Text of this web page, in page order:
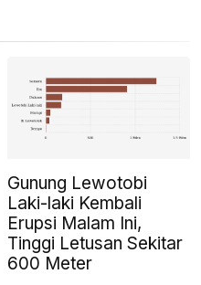
Gunung Lewotobi
Laki-laki Kembali
Erupsi Malam Ini,
Tinggi Letusan Sekitar
600 Meter